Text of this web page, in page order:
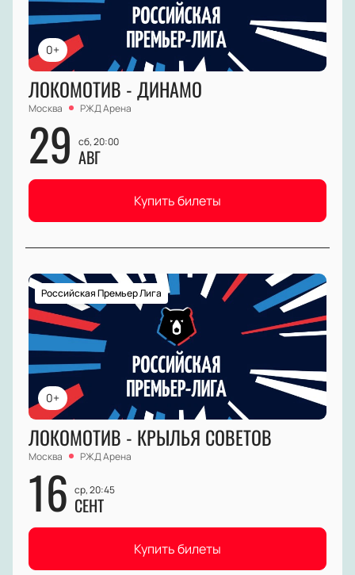
0+
ЛОКОМОТИВ - ДИНАМО
Москва РЖД Арена
29 сб, 20:00
АВГ
Купить билеты
0+
Российская Премьер Лига
ЛОКОМОТИВ - КРЫЛЬЯ СОВЕТОВ
Москва РЖД Арена
16 ср, 20:45
СЕНТ
Купить билеты